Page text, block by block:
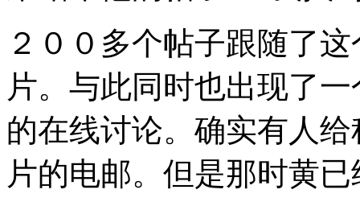
２００多个帖子跟随了
片。与此同时也出现了
的在线讨论。确实有人
片的电邮。但是那时黄